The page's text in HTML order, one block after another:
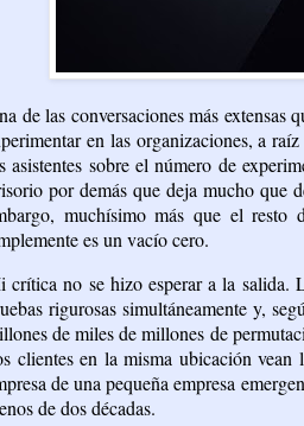
de las conversaciones más
en las organizaciones, a
asistentes sobre el número de
por demás que deja mucho que
muchísimo más que el resto
es un vacío cero.
crítica no se hizo esperar a la salida.
rigurosas simultáneamente y,
de miles de millones de
clientes en la misma ubicación
de una pequeña empresa
de dos décadas.